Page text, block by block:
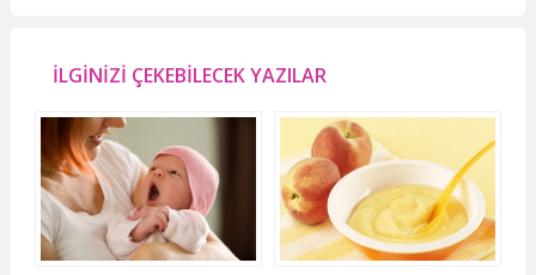
İLGİNİZİ ÇEKEBİLECEK YAZILAR